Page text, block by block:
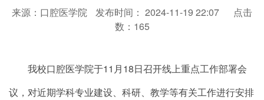
来源：口腔医学院 发布时间： 2024-11-19 22:07
点击
数： 165
我校口腔医学院于11月18日召开线上重点工作部署会
议，对近期学科专业建设、科研、教学等有关工作进行安排